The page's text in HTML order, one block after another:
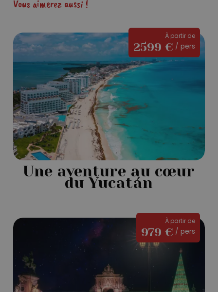
Vous aimerez aussi !
Une
aventure
au
cœur
du
Yucatán
Une aventure au cœur
du Yucatán
À partir de
2599 € / pers
Lisbonne
À partir de
979 € / pers